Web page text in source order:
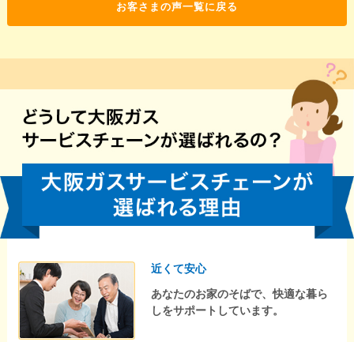
お客さまの声一覧に戻る
近くて安心
あなたのお家のそばで、快適な暮ら
しをサポートしています。